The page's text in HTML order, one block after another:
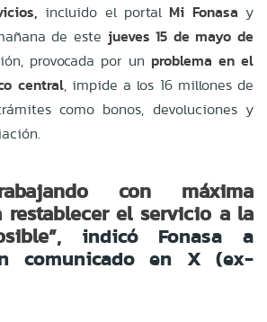
incluido el portal Mi Fonasa y
de este jueves 15 de mayo de
provocada por un problema en el
central, impide a los 16 millones de
como bonos, devoluciones y
con máxima
restablecer el servicio a la
indicó Fonasa a
comunicado en X (ex-